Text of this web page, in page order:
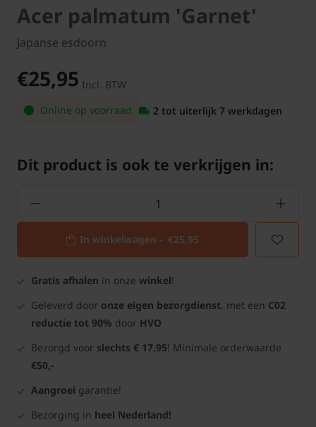
Acer palmatum 'Garnet'
Japanse esdoorn
€25,95 Incl. BTW
Online op voorraad
2 tot uiterlijk 7 werkdagen
Dit product is ook te verkrijgen in:
In winkelwagen - €25,95
Gratis afhalen in onze winkel!
Geleverd door onze eigen bezorgdienst, met een C02
reductie tot 90% door HVO
Bezorgd voor slechts € 17,95! Minimale orderwaarde
€50,-
Aangroei garantie!
Bezorging in heel Nederland!